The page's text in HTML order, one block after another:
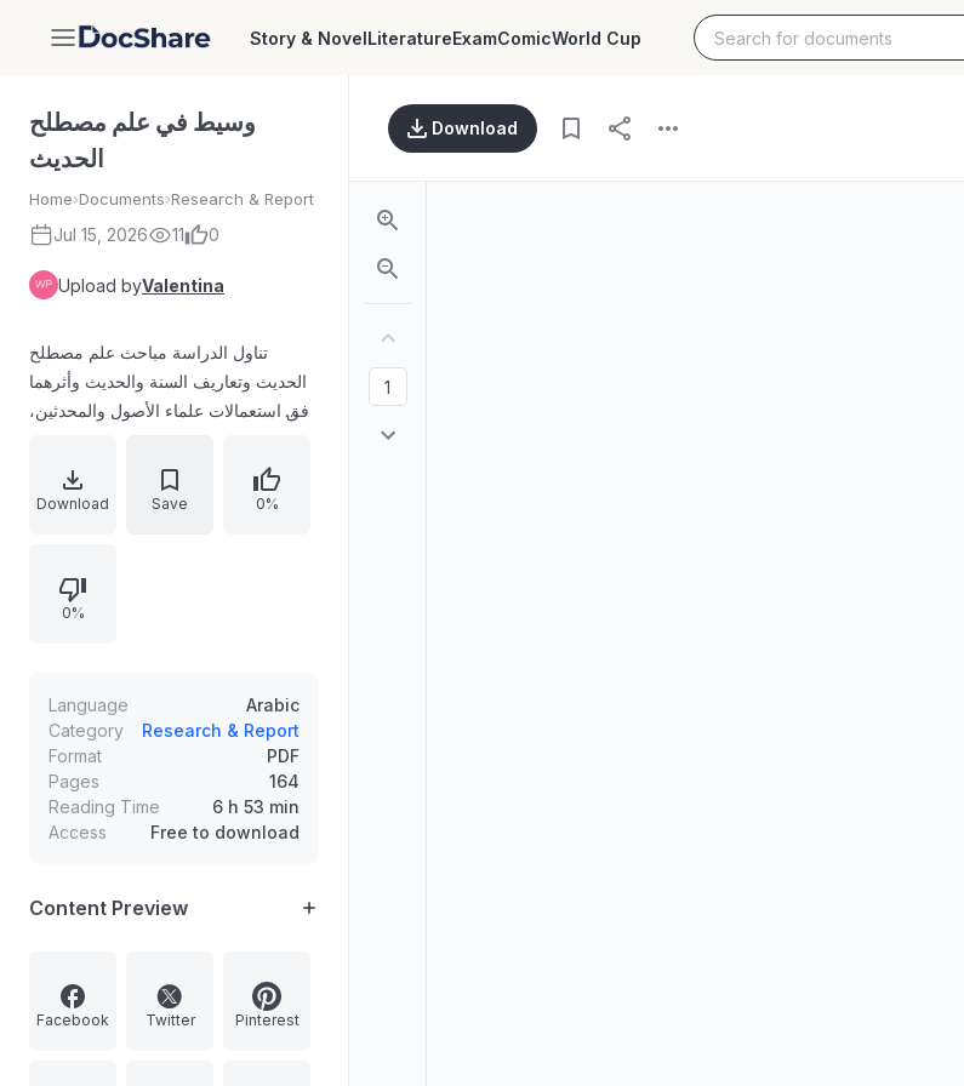
DocShare Story & NovelLiteratureExamComicWorld Cup
وسيط في علم مصطلح
الحديث
Home›Documents›Research & Report
Jul 15, 2026 11 0
Upload byValentina
تناول الدراسة مباحث علم مصطلح
الحديث وتعاريف السنة والحديث وأثرهما
وفق استعمالات علماء الأصول والمحدثين،
والاصطلاح، وتحديد تعريفات الحديث والأثر
والفرق بينهما، وذكر استشهادات ومراجع
Download Save 0%
0%
Language
Arabic
Category
Research & Report
Format
PDF
Pages
164
Reading Time
6 h 53 min
Access
Free to download
Content Preview
Facebook Twitter Pinterest
Download